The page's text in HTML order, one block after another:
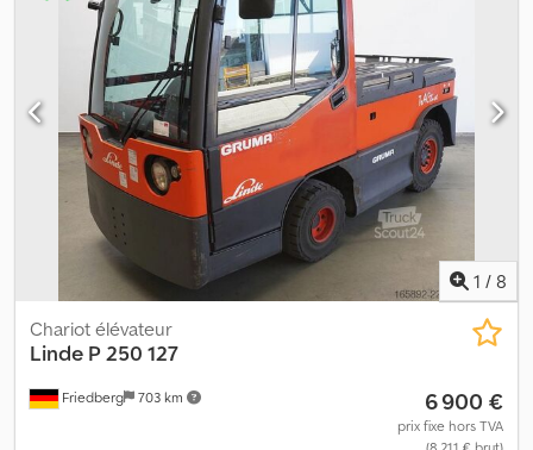
1 / 8
Friedberg 703 km
Chariot élévateur
Linde P 250 127
6 900 €
prix fixe hors TVA